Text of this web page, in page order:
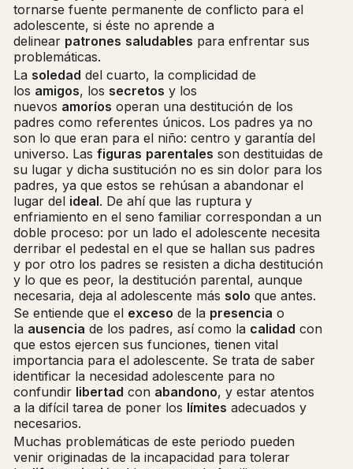
tornarse fuente permanente de conflicto para el
adolescente, si éste no aprende a
delinear patrones saludables para enfrentar sus
problemáticas.
La soledad del cuarto, la complicidad de
los amigos, los secretos y los
nuevos amoríos operan una destitución de los
padres como referentes únicos. Los padres ya no
son lo que eran para el niño: centro y garantía del
universo. Lasfiguras parentales son destituidas de
su lugar y dicha sustitución no es sin dolor para los
padres, ya que estos se rehúsan a abandonar el
lugar del ideal. De ahí que las ruptura y
enfriamiento en el seno familiar correspondan a un
doble proceso: por un lado el adolescente necesita
derribar el pedestal en el que se hallan sus padres
y por otro los padres se resisten a dicha destitución
y lo que es peor, la destitución parental, aunque
necesaria, deja al adolescente más solo que antes.
Se entiende que el exceso de la presencia o
la ausencia de los padres, así como la calidad con
que estos ejercen sus funciones, tienen vital
importancia para el adolescente. Se trata de saber
identificar la necesidad adolescente para no
confundir libertad con abandono, y estar atentos
a la difícil tarea de poner los límites adecuados y
necesarios.
Muchas problemáticas de este periodo pueden
venir originadas de la incapacidad para tolerar